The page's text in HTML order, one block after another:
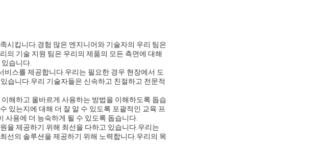
시킵니다.경험 많은 엔지니어와 기술자의 우리 팀은
의 기술 지원 팀은 우리의 제품의 모든 측면에 대해
습니다.
스를 제공합니다.우리는 필요한 경우 현장에서 도
습니다.우리 기술자들은 신속하고 친절하고 전문적
해하고 올바르게 사용하는 방법을 이해하도록 돕습
있는지에 대해 더 잘 알 수 있도록 포괄적인 교육 프
용에 더 능숙하게 될 수 있도록 돕습니다.
을 제공하기 위해 최선을 다하고 있습니다.우리는
선의 솔루션을 제공하기 위해 노력합니다.우리의 목